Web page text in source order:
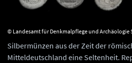
© Landesamt für Denkmalpflege und Archäologie
Silbermünzen aus der Zeit der
Mitteldeutschland eine Seltenheit.